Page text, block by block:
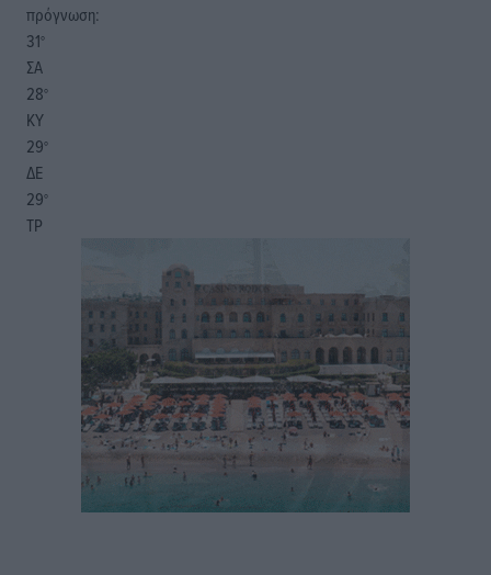
πρόγνωση:
31°
ΣΑ
28°
ΚΥ
29°
ΔΕ
29°
ΤΡ